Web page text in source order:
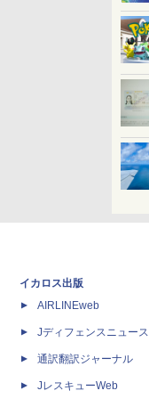
イカロス出版
AIRLINEweb
Jディフェンスニュース
通訳翻訳ジャーナル
JレスキューWeb